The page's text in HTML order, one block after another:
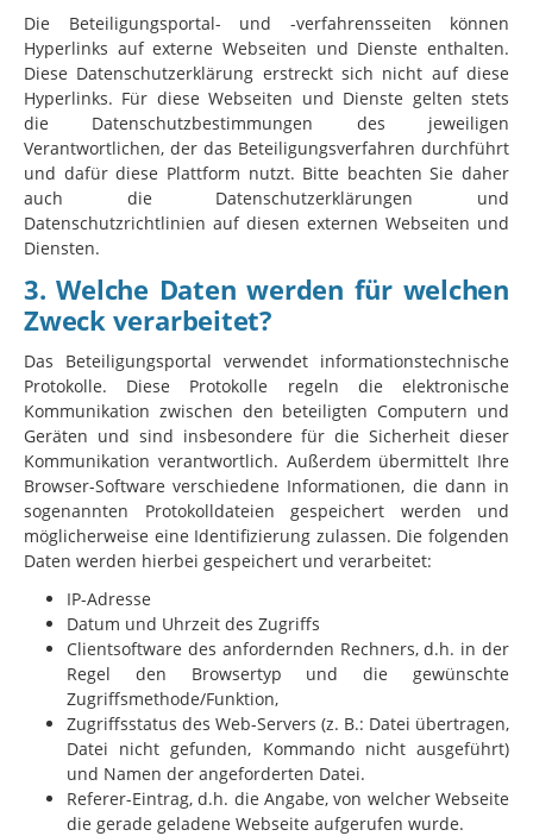
Die Beteiligungsportal- und -verfahrensseiten können
Hyperlinks auf externe Webseiten und Dienste enthalten.
Diese Datenschutzerklärung erstreckt sich nicht auf diese
Hyperlinks. Für diese Webseiten und Dienste gelten stets
die Datenschutzbestimmungen des jeweiligen
Verantwortlichen, der das Beteiligungsverfahren durchführt
und dafür diese Plattform nutzt. Bitte beachten Sie daher
auch die Datenschutzerklärungen und
Datenschutzrichtlinien auf diesen externen Webseiten und
Diensten.
3. Welche Daten werden für welchen
Zweck verarbeitet?
Das Beteiligungsportal verwendet informationstechnische
Protokolle. Diese Protokolle regeln die elektronische
Kommunikation zwischen den beteiligten Computern und
Geräten und sind insbesondere für die Sicherheit dieser
Kommunikation verantwortlich. Außerdem übermittelt Ihre
Browser-Software verschiedene Informationen, die dann in
sogenannten Protokolldateien gespeichert werden und
möglicherweise eine Identifizierung zulassen. Die folgenden
Daten werden hierbei gespeichert und verarbeitet:
IP-Adresse
Datum und Uhrzeit des Zugriffs
Clientsoftware des anfordernden Rechners, d.h. in der
Regel den Browsertyp und die gewünschte
Zugriffsmethode/Funktion,
Zugriffsstatus des Web-Servers (z. B.: Datei übertragen,
Datei nicht gefunden, Kommando nicht ausgeführt)
und Namen der angeforderten Datei.
Referer-Eintrag, d.h. die Angabe, von welcher Webseite
die gerade geladene Webseite aufgerufen wurde.